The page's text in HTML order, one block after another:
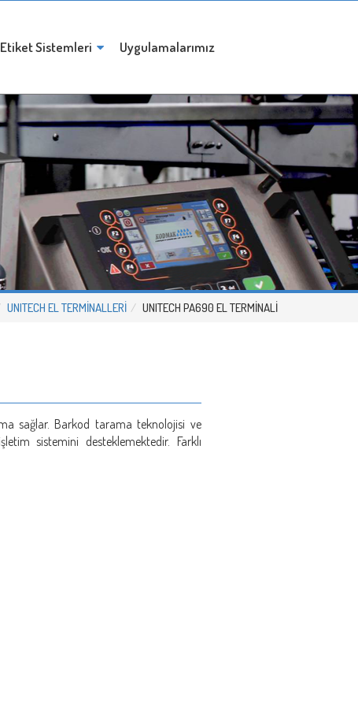
Sistemleri Uygulamalarımız
UNITECH EL TERMİNALLERİ UNITECH PA690 EL TERMİNALİ
sağlar. Barkod tarama teknolojisi ve
sistemini desteklemektedir. Farklı